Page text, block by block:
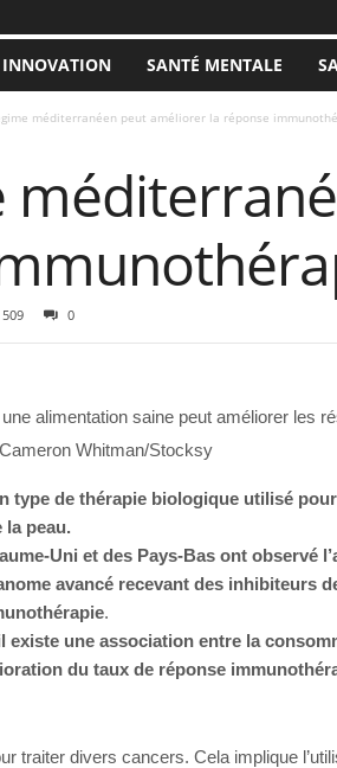
SANTÉ MENTALE
méditerranéen peut améliorer la réponse
509 0
alimentation saine peut améliorer les
Whitman/Stocksy
type de thérapie biologique utilisé
la peau.
Uni et des Pays-Bas ont observé
avancé recevant des inhibiteurs
.
existe une association entre la
du taux de réponse
traiter divers cancers. Cela implique